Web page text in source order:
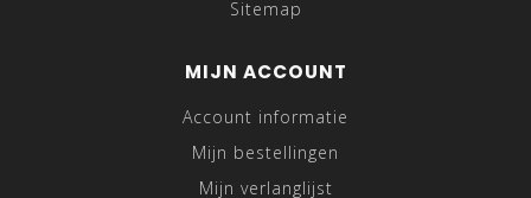
Sitemap
MIJN ACCOUNT
Account informatie
Mijn bestellingen
Mijn verlanglijst